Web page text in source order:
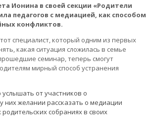
Ионина в своей секции «Родители
педагогов с медиацией, как способом
конфликтов.
специалист, который одним из первых
какая ситуация сложилась в семье
семинар, теперь смогут
мирный способ устранения
от участников о
них желании рассказать о медиации
собраниях в своих